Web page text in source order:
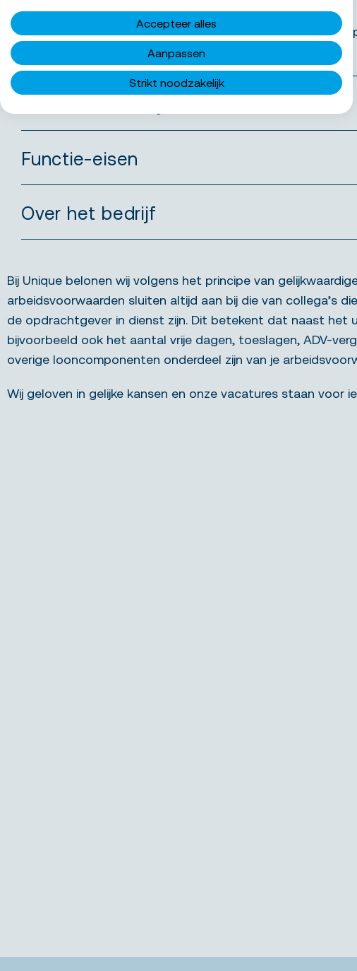
verbeteren van processen;
Communiceren: met afdelingen zoals productie,
kwaliteitsnormen te waarborgen en te versterken.
Functie-eisen
Over het bedrijf
Bij Unique belonen wij volgens het principe van
arbeidsvoorwaarden sluiten altijd aan bij die van collega’s
de opdrachtgever in dienst zijn. Dit betekent dat naast het
bijvoorbeeld ook het aantal vrije dagen, toeslagen, ADV-
overige looncomponenten onderdeel zijn van je
Wij geloven in gelijke kansen en onze vacatures staan voor
Accepteer alles
Aanpassen
Strikt noodzakelijk